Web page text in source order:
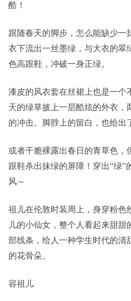
酷！
跟随春天的脚步，怎么能缺少一
衣下流出一丝墨绿，与大衣的翠
色高跟鞋，冲破一身正绿。
漆皮的风衣套在丝裙上也是一个
天的绿草披上一层酷炫的外衣，
的冲击。脚脖上的留白，也给出
或者干脆裸露出春日的青草色，
跟鞋杀出抹绿的屏障！穿出‘‘绿
风～
祖儿在伦敦时装周上，身穿粉色
儿的小仙女，整个人看起来甜甜
部线条，给人一种学生时代的清
的花骨朵。
容祖儿